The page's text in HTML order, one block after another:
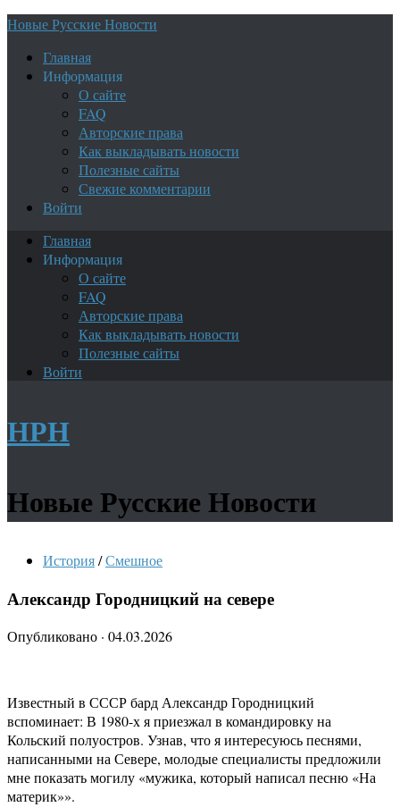
Новые Русские Новости
Главная
Информация
О сайте
FAQ
Авторские права
Как выкладывать новости
Полезные сайты
Свежие комментарии
Войти
Главная
Информация
О сайте
FAQ
Авторские права
Как выкладывать новости
Полезные сайты
Войти
НРН
Новые Русские Новости
История/Смешное
Александр Городницкий на севере
Опубликовано · 04.03.2026
Известный в СССР бард Александр Городницкий
вспоминает: В 1980-х я приезжал в командировку на
Кольский полуостров. Узнав, что я интересуюсь песнями,
написанными на Севере, молодые специалисты предложили
мне показать могилу «мужика, который написал песню «На
материк»».